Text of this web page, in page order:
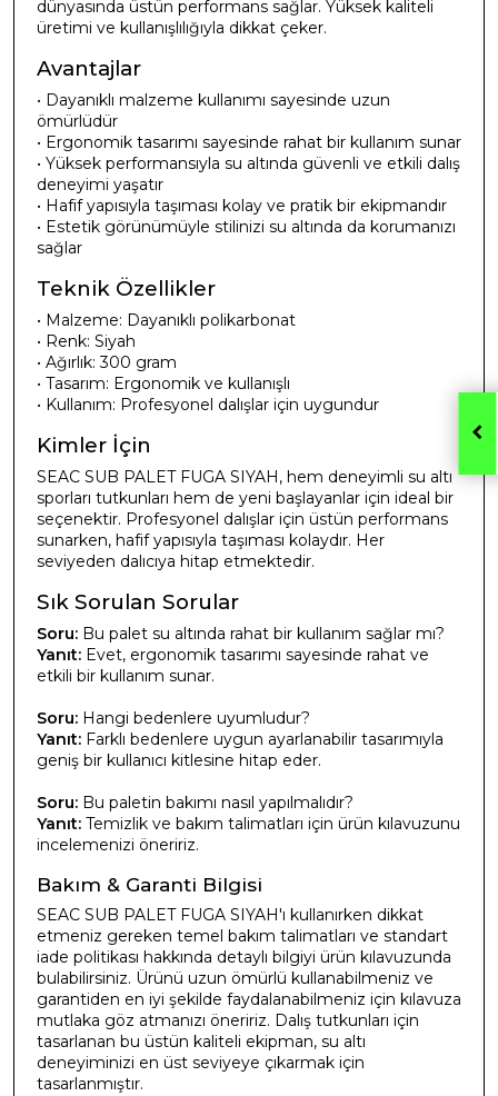
dünyasında üstün performans sağlar. Yüksek kaliteli
üretimi ve kullanışlılığıyla dikkat çeker.
Avantajlar
• Dayanıklı malzeme kullanımı sayesinde uzun
ömürlüdür
• Ergonomik tasarımı sayesinde rahat bir kullanım sunar
• Yüksek performansıyla su altında güvenli ve etkili dalış
deneyimi yaşatır
• Hafif yapısıyla taşıması kolay ve pratik bir ekipmandır
• Estetik görünümüyle stilinizi su altında da korumanızı
sağlar
Teknik Özellikler
• Malzeme: Dayanıklı polikarbonat
• Renk: Siyah
• Ağırlık: 300 gram
• Tasarım: Ergonomik ve kullanışlı
• Kullanım: Profesyonel dalışlar için uygundur
Kimler İçin
SEAC SUB PALET FUGA SIYAH, hem deneyimli su altı
sporları tutkunları hem de yeni başlayanlar için ideal bir
seçenektir. Profesyonel dalışlar için üstün performans
sunarken, hafif yapısıyla taşıması kolaydır. Her
seviyeden dalıcıya hitap etmektedir.
Sık Sorulan Sorular
Soru: Bu palet su altında rahat bir kullanım sağlar mı?
Yanıt: Evet, ergonomik tasarımı sayesinde rahat ve
etkili bir kullanım sunar.
Soru: Hangi bedenlere uyumludur?
Yanıt: Farklı bedenlere uygun ayarlanabilir tasarımıyla
geniş bir kullanıcı kitlesine hitap eder.
Soru: Bu paletin bakımı nasıl yapılmalıdır?
Yanıt: Temizlik ve bakım talimatları için ürün kılavuzunu
incelemenizi öneririz.
Bakım & Garanti Bilgisi
SEAC SUB PALET FUGA SIYAH'ı kullanırken dikkat
etmeniz gereken temel bakım talimatları ve standart
iade politikası hakkında detaylı bilgiyi ürün kılavuzunda
bulabilirsiniz. Ürünü uzun ömürlü kullanabilmeniz ve
garantiden en iyi şekilde faydalanabilmeniz için kılavuza
mutlaka göz atmanızı öneririz. Dalış tutkunları için
tasarlanan bu üstün kaliteli ekipman, su altı
deneyiminizi en üst seviyeye çıkarmak için
tasarlanmıştır.